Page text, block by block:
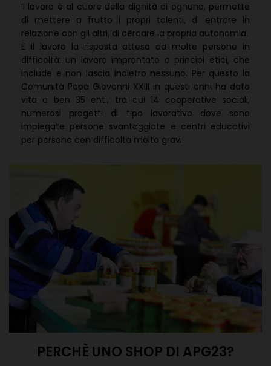
Il lavoro è al cuore della dignità di ognuno, permette
di mettere a frutto i propri talenti, di entrare in
relazione con gli altri, di cercare la propria autonomia.
È il lavoro la risposta attesa da molte persone in
difficoltà: un lavoro improntato a principi etici, che
include e non lascia indietro nessuno. Per questo la
Comunità Papa Giovanni XXIII in questi anni ha dato
vita a ben 35 enti, tra cui 14 cooperative sociali,
numerosi progetti di tipo lavorativo dove sono
impiegate persone svantaggiate e centri educativi
per persone con difficolta molto gravi.
PERCHÈ UNO SHOP DI APG23?